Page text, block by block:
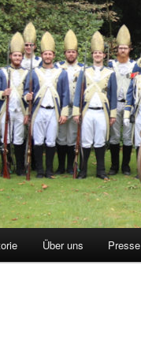
Über uns Presse